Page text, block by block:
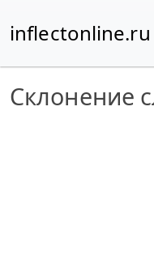
inflectonline.ru
Склонение